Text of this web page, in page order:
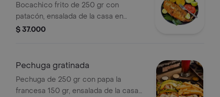
Bocachico frito de 250 gr con
patacón, ensalada de la casa en
mango, lechuga, zanahoria y aguacate.
$ 37.000
Pechuga gratinada
Pechuga de 250 gr con papa la
francesa 150 gr, ensalada de la casa